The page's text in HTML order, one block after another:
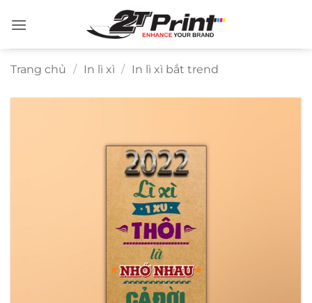
qua
Trang chủ / In lì xì / In lì xì bắt trend